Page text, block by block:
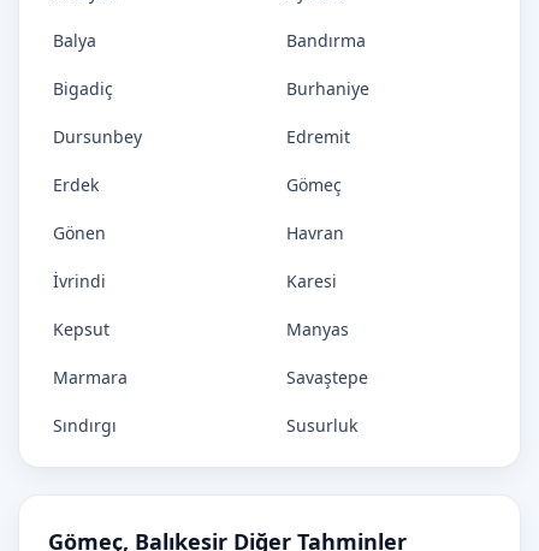
Balya Bandırma
Bigadiç Burhaniye
Dursunbey Edremit
Erdek Gömeç
Gönen Havran
İvrindi Karesi
Kepsut Manyas
Marmara Savaştepe
Sındırgı Susurluk
Gömeç, Balıkesir Diğer Tahminler